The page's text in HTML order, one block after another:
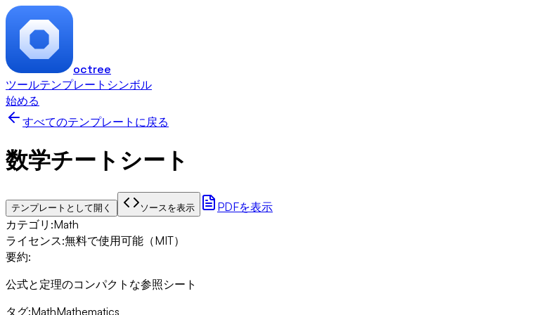
octree
ツールテンプレート シンボル
始める
すべてのテンプレートに戻る
数学チートシート
テンプレートとして開く ソースを表示
PDFを表示
カテゴリ :Math
ライセンス:無料で使用可能（MIT）
要約:
公式と定理のコンパクトな参照シート
タグ:MathMathematics